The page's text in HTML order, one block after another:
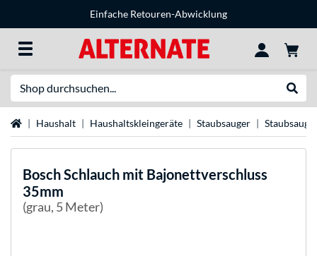
Einfache Retouren-Abwicklung
StartseiteHaushalt Haushaltskleingeräte Staubsauger
BoschSchlauch mit Bajonettverschluss
35mm
(grau, 5 Meter)